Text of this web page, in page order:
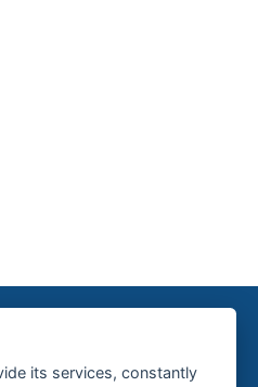
its services, constantly